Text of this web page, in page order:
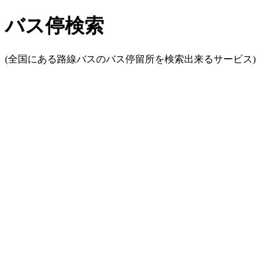
バス停検索
(全国にある路線バスのバス停留所を検索出来るサービス)